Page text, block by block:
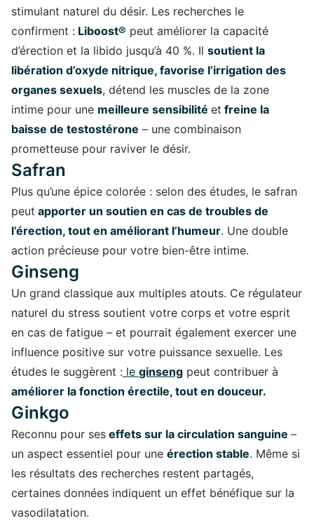
stimulant naturel du désir. Les recherches le
confirment : Liboost® peut améliorer la capacité
d’érection et la libido jusqu’à 40 %. Il soutient la
libération d’oxyde nitrique, favorise l’irrigation des
organes sexuels, détend les muscles de la zone
intime pour une meilleure sensibilité et freine la
baisse de testostérone – une combinaison
prometteuse pour raviver le désir.
Safran
Plus qu’une épice colorée : selon des études, le safran
peut apporter un soutien en cas de troubles de
l’érection, tout en améliorant l’humeur. Une double
action précieuse pour votre bien-être intime.
Ginseng
Un grand classique aux multiples atouts. Ce régulateur
naturel du stress soutient votre corps et votre esprit
en cas de fatigue – et pourrait également exercer une
influence positive sur votre puissance sexuelle. Les
études le suggèrent : le ginseng peut contribuer à
améliorer la fonction érectile, tout en douceur.
Ginkgo
Reconnu pour ses effets sur la circulation sanguine –
un aspect essentiel pour une érection stable. Même si
les résultats des recherches restent partagés,
certaines données indiquent un effet bénéfique sur la
vasodilatation.